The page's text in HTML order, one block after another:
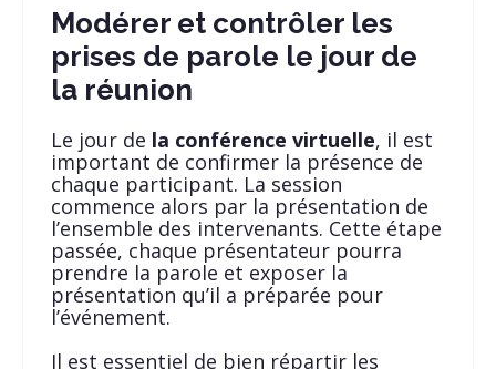
Modérer et contrôler les
prises de parole le jour de
la réunion
Le jour de la conférence virtuelle, il est
important de confirmer la présence de
chaque participant. La session
commence alors par la présentation de
l’ensemble des intervenants. Cette étape
passée, chaque présentateur pourra
prendre la parole et exposer la
présentation qu’il a préparée pour
l’événement.
Il est essentiel de bien répartir les